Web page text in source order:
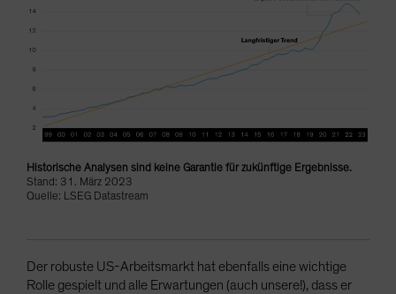
Historische Analysen sind keine Garantie für zukünftige Ergebnisse.
Stand: 31. März 2023
Quelle: LSEG Datastream
Der robuste US-Arbeitsmarkt hat ebenfalls eine wichtige
Rolle gespielt und alle Erwartungen (auch unsere!), dass er